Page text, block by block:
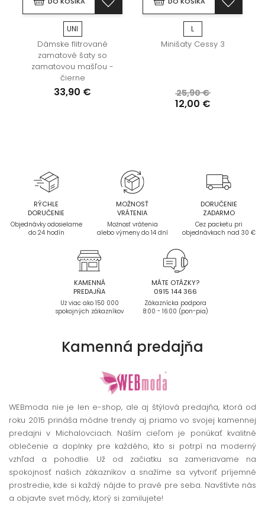
UNI
Dámske flitrované
zamatové šaty so
zamatovou mašľou -
čierne
33,90 €
L
Minišaty Cessy 3
25,90 €
12,00 €
RÝCHLE
DORUČENIE
Objednávky odosielame
do 24 hodín
MOŽNOSŤ
VRÁTENIA
Možnosť vrátenia
alebo výmeny do 14 dní
DORUČENIE
ZADARMO
Cez packetu pri
objednávkach nad 30 €
KAMENNÁ
PREDAJŇA
Už viac ako 150 000
spokojných zákazníkov
MÁTE OTÁZKY?
0915 144 366
Zákaznícka podpora
8:00 - 16:00 (pon-pia)
Kamenná predajňa
WEBmoda nie je len e-shop, ale aj štýlová predajňa, ktorá od
roku 2015 prináša módne trendy aj priamo vo svojej kamennej
predajni v Michalovciach. Naším cieľom je ponúkať kvalitné
oblečenie a doplnky pre každého, kto si potrpí na moderný
vzhľad a pohodlie. Už od začiatku sa zameriavame na
spokojnosť našich zákazníkov a snažíme sa vytvoriť príjemné
prostredie, kde si každý nájde to pravé pre seba. Navštívte nás
a objavte svet módy, ktorý si zamilujete!